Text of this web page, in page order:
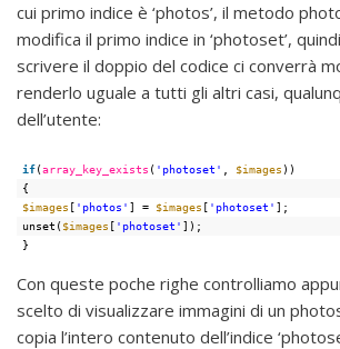
cui primo indice è ‘photos’, il metodo
modifica il primo indice in ‘photoset’,
scrivere il doppio del codice ci converrà
renderlo uguale a tutti gli altri casi,
dell’utente:
if(array_key_exists ( 'photoset' $images ))
{
$images [ 'photos' ] = $images [ 'photoset' ];
unset($images [ 'photoset' ]);
}
Con queste poche righe controlliamo
scelto di visualizzare immagini di un
copia l’intero contenuto dell’indice